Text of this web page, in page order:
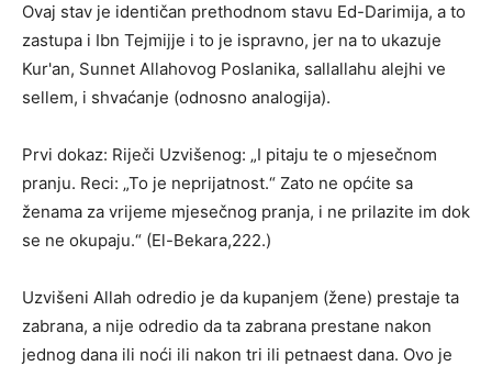
Ovaj stav je identičan prethodnom stavu Ed-Darimija, a to
zastupa i Ibn Tejmijje i to je ispravno, jer na to ukazuje
Kur'an, Sunnet Allahovog Poslanika, sallallahu alejhi ve
sellem, i shvaćanje (odnosno analogija).
Prvi dokaz: Riječi Uzvišenog: „I pitaju te o mjesečnom
pranju. Reci: „To je neprijatnost.“ Zato ne općite sa
ženama za vrijeme mjesečnog pranja, i ne prilazite im dok
se ne okupaju.“ (El-Bekara,222.)
Uzvišeni Allah odredio je da kupanjem (žene) prestaje ta
zabrana, a nije odredio da ta zabrana prestane nakon
jednog dana ili noći ili nakon tri ili petnaest dana. Ovo je